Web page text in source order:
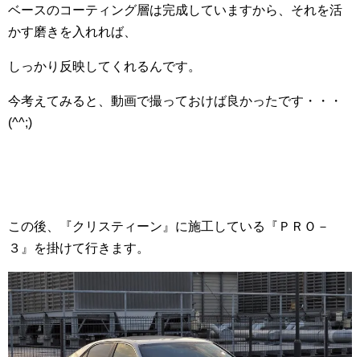
ベースのコーティング層は完成していますから、それを活
かす磨きを入れれば、
しっかり反映してくれるんです。
今考えてみると、動画で撮っておけば良かったです・・・
(^^;)ゞ
この後、『クリスティーン』に施工している『ＰＲＯ－
３』を掛けて行きます。